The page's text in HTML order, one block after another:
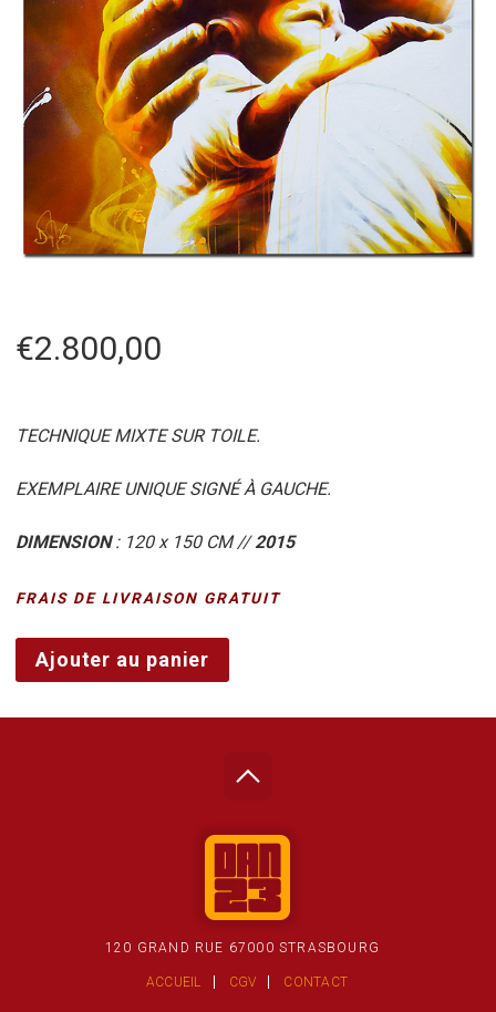
€2.800,00
TECHNIQUE MIXTE SUR TOILE.
EXEMPLAIRE UNIQUE SIGNÉ À GAUCHE.
DIMENSION: 120 x 150 CM //2015
FRAIS DE LIVRAISON GRATUIT
quantité
de
Ajouter au panier
120 GRAND RUE 67000 STRASBOURG
ACCUEIL CGV CONTACT